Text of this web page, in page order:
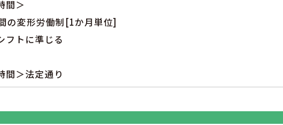
間＞
の変形労働制[1か月単位]
フトに準じる
間＞法定通り